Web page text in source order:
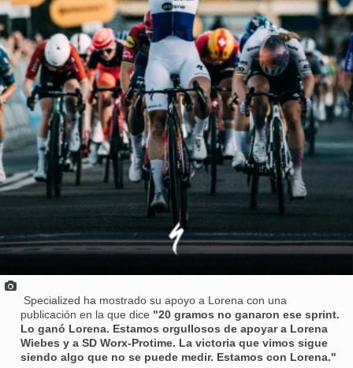
Specialized ha mostrado su apoyo a Lorena con una
publicación en la que dice "20 gramos no ganaron ese sprint.
Lo ganó Lorena.⁠ Estamos orgullosos de apoyar a Lorena
Wiebes y a SD Worx-Protime.⁠ La victoria que vimos sigue
siendo algo que no se puede medir.⁠ Estamos con Lorena.⁠"